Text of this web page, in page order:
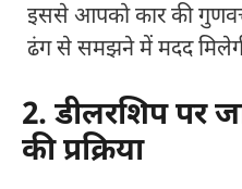
इससे आपको कार की
ढंग से समझने में मदद
2. डीलरशिप पर
की प्रक्रिया